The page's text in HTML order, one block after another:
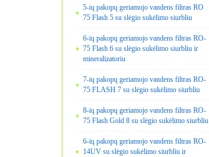
5-ių pakopų geriamojo vandens filtras RO
75 Flash 5 su slėgio sukėlimo siurbliu
6-ių pakopų geriamojo vandens filtras RO-
75 Flash 6 su slėgio sukėlimo siurbliu ir
mineralizatoriu
7-ių pakopų geriamojo vandens filtras RO-
75 FLASH 7 su slėgio sukėlimo siurbliu
8-ių pakopų geriamojo vandens filtras RO-
75 Flash Gold 8 su slėgio sukėlimo siurbliu
6-ių pakopų geriamojo vandens filtras RO-
14UV su slėgio sukėlimo siurbliu ir